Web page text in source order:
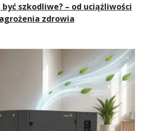
szkodliwe? – od uciążliwości
zdrowia